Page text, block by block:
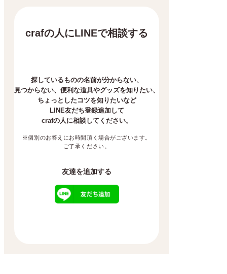
crafの人にLINEで相談する
探しているものの名前が分からない、
見つからない、 便利な道具やグッズを知りたい、
ちょっとしたコツを知りたいなど
LINE友だち登録追加して
crafの人に相談してください。
※個別のお答えにお時間頂く場合がございます。
ご了承ください。
友達を追加する